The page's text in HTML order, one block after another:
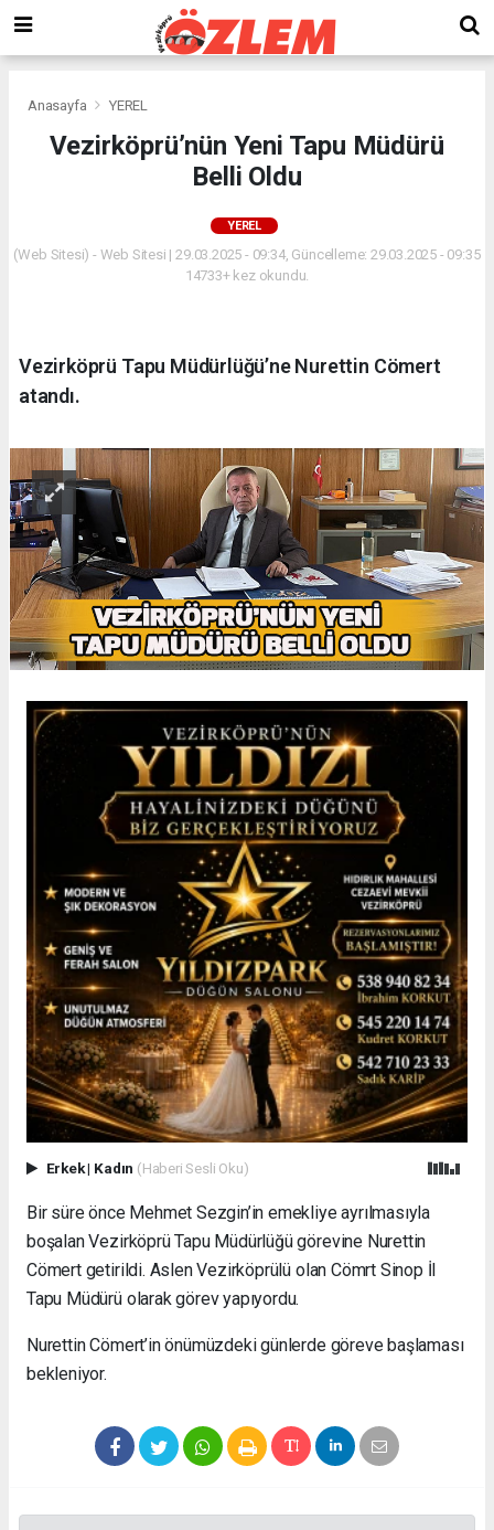
Anasayfa YEREL
Vezirköprü’nün Yeni Tapu Müdürü
Belli Oldu
YEREL
(Web Sitesi) - Web Sitesi | 29.03.2025 - 09:34, Güncelleme: 29.03.2025 - 09:35
14733+ kez okundu.
Vezirköprü Tapu Müdürlüğü’ne Nurettin Cömert
atandı.
Erkek| Kadın (Haberi Sesli Oku)
Bir süre önce Mehmet Sezgin’in emekliye ayrılmasıyla
boşalan Vezirköprü Tapu Müdürlüğü görevine Nurettin
Cömert getirildi. Aslen Vezirköprülü olan Cömrt Sinop İl
Tapu Müdürü olarak görev yapıyordu.
Nurettin Cömert’in önümüzdeki günlerde göreve başlaması
bekleniyor.